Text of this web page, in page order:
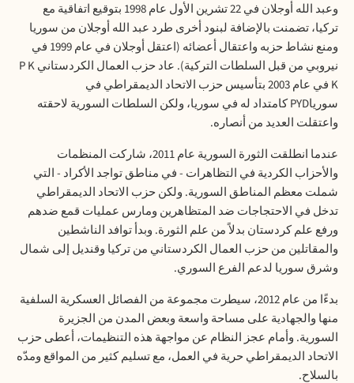
وعبد الله أوجلان في 22 تشرين الأول عام 1998 بتوقيع اتفاقية مع
تركيا، تضمنت بالإضافة لبنود أخرى طرد عبد الله أوجلان من سوريا
ومنع نشاط حزبه واعتقال أعضائه (اعتقل أوجلان في عام 1999 في
نيروبي من قبل السلطات التركية). عاد حزب العمال الكردستانيP K
K
في عام 2003 بتأسيس حزب الاتحاد الديمقراطي في
سورياPYDكامتداد له في سوريا، ولكن السلطات السورية لاحقته
واعتقلت العديد من أنصاره.
عندما انطلقت الثورة السورية عام 2011، شاركت المنظمات
والأحزاب الكردية في التظاهرات - في مناطق تواجد الأكراد - التي
شملت معظم المناطق السورية. ولكن حزب الاتحاد الديمقراطي
تدخل في الاحتجاجات ضد المتظاهرين ومارس عمليات قمع ضدهم
ورفع علم كردستان بدلاً من علم الثورة. وبدأ توافد الناشطين
والمقاتلين من حزب العمال الكردستاني من تركيا وقنديل إلى شمال
وشرق سوريا لدعم الفرع السوري.
بدءًا من عام 2012، سيطرت مجموعة من الفصائل العسكرية السلفية
منها والجهادية على مساحة واسعة وبعض المدن من الجزيرة
السورية. وأمام عجز النظام عن مواجهة هذه التنظيمات، أعطى حزب
الاتحاد الديمقراطي حرية في العمل، مع تسليم كثير من المواقع ومدّه
بالسلاح.